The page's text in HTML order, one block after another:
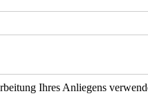
Ihres Anliegens